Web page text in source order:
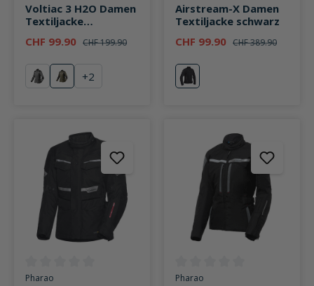
Voltiac 3 H2O Damen
Textiljacke
CHF 99.90 CHF 199.90
grau/schwarz
grün/anthrazit
+2
Airstream-X Damen
Textiljacke schwarz
CHF 99.90 CHF 389.90
schwarz
Durchschnittliche Bewertung von 0 von 5 Sternen
Pharao Durchschnittliche Bewertung
Pharao